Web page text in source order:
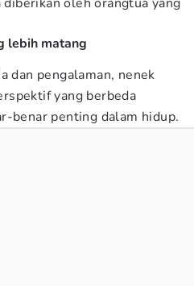
lebih matang
dan pengalaman, nenek
yang berbeda
benar penting dalam hidup.